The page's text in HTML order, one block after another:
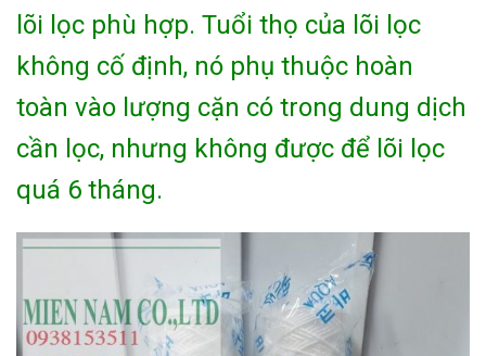
lõi lọc phù hợp. Tuổi thọ của lõi lọc
không cố định, nó phụ thuộc hoàn
toàn vào lượng cặn có trong dung dịch
cần lọc, nhưng không được để lõi lọc
quá 6 tháng.